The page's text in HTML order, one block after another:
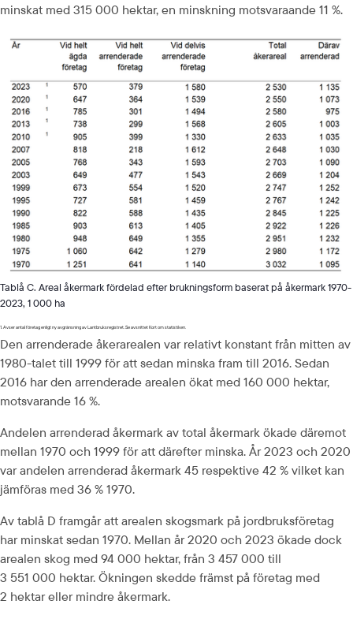
minskat med 315 000 hektar, en minskning motsvaraande 11 %.
Tablå C. Areal åkermark fördelad efter brukningsform baserat på åkermark 1970-
2023, 1 000 ha
1. Avser antal företag enligt ny avgränsning av Lantbruksregistret. Se avsnittet Kort om statistiken.
Den arrenderade åkerarealen var relativt konstant från mitten av
1980-talet till 1999 för att sedan minska fram till 2016. Sedan
2016 har den arrenderade arealen ökat med 160 000 hektar,
motsvarande 16 %.
Andelen arrenderad åkermark av total åkermark ökade däremot
mellan 1970 och 1999 för att därefter minska. År 2023 och 2020
var andelen arrenderad åkermark 45 respektive 42 % vilket kan
jämföras med 36 % 1970.
Av tablå D framgår att arealen skogsmark på jordbruksföretag
har minskat sedan 1970. Mellan år 2020 och 2023 ökade dock
arealen skog med 94 000 hektar, från 3 457 000 till
3 551 000 hektar. Ökningen skedde främst på företag med
2 hektar eller mindre åkermark.